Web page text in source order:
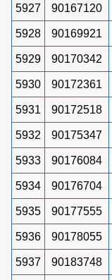
5927 90167120
5928 90169921
5929 90170342
5930 90172361
5931 90172518
5932 90175347
5933 90176084
5934 90176704
5935 90177555
5936 90178055
5937 90183748